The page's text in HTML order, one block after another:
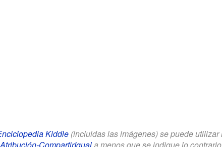
Kiddle(incluidas las imágenes) se puede utilizar